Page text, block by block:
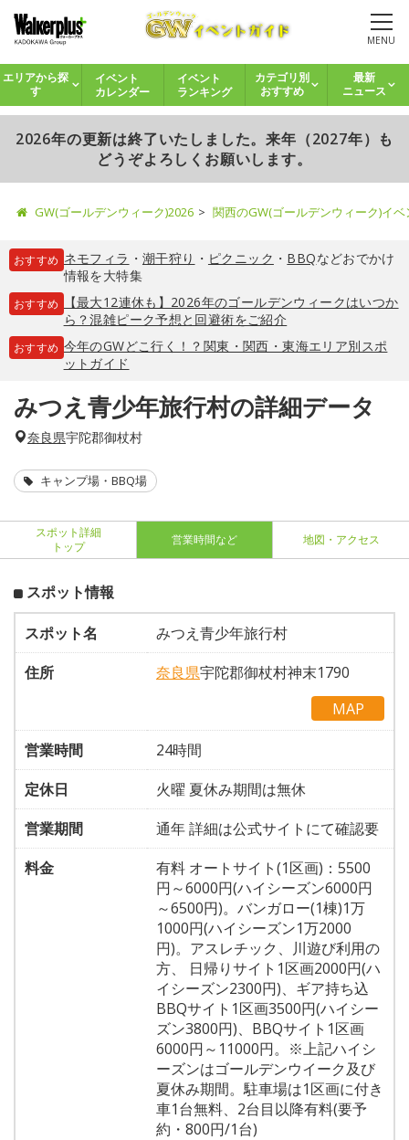
MENU
エリアから探
す
イベント
カレンダー
イベント
ランキング
カテゴリ別
おすすめ
最新
ニュース
2026年の更新は終了いたしました。来年（2027年）も
どうぞよろしくお願いします。
GW(ゴールデンウィーク)2026 関西のGW(ゴールデンウィーク)イ
おすすめ ネモフィラ ・ 潮干狩り ・ ピクニック ・ BBQなどおでかけ
情報を大特集
おすすめ
【最大12連休も】2026年のゴールデンウィークはいつか
ら？混雑ピーク予想と回避術をご紹介
おすすめ 今年のGWどこ行く！？関東・関西・東海エリア別スポ
ットガイド
みつえ青少年旅行村の詳細データ
奈良県宇陀郡御杖村
キャンプ場・BBQ場
スポット詳細
トップ
営業時間など 地図・アクセス
スポット情報
スポット名
みつえ青少年旅行村
住所
奈良県宇陀郡御杖村神末1790
MAP
営業時間
24時間
定休日
火曜 夏休み期間は無休
営業期間
通年 詳細は公式サイトにて確認要
料金
有料 オートサイト(1区画)：5500
円～6000円(ハイシーズン6000円
～6500円)。バンガロー(1棟)1万
1000円(ハイシーズン1万2000
円)。アスレチック、川遊び利用の
方、 日帰りサイト1区画2000円(ハ
イシーズン2300円)、ギア持ち込
BBQサイト1区画3500円(ハイシー
ズン3800円)、BBQサイト1区画
6000円～11000円。※上記ハイシ
ーズンはゴールデンウイーク及び
夏休み期間。駐車場は1区画に付き
車1台無料、2台目以降有料(要予
約・800円/1台)